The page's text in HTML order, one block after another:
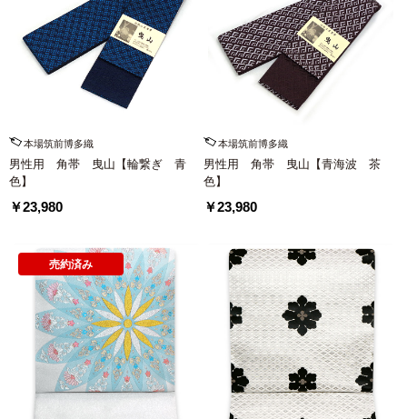
本場筑前博多織
男性用 角帯 曳山【輪繋ぎ 青
色】
￥23,980
本場筑前博多織
男性用 角帯 曳山【青海波 茶
色】
￥23,980
売約済み